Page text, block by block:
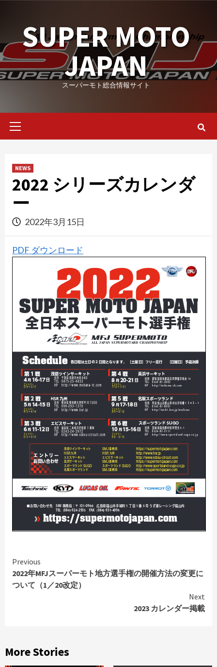
contentSUPER MOTO
JAPAN
スーパーモト総合情報サイト
Primary
NEWS
2022 シリーズカレンダ
ー
2022年3月15日
PDF ダウンロード
Continue
Reading
Previous
2022年MFJスーパーモト地方選手権の開催方法の変更に
ついて（1／20改定）
Next
2023 カレンダー掲載
More Stories